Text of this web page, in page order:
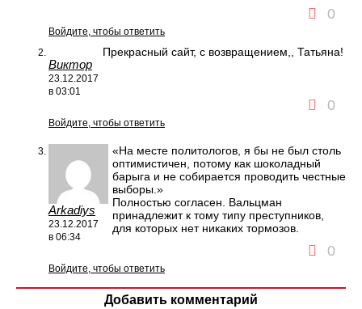
0
Войдите, чтобы ответить
Виктор
23.12.2017
в 03:01
Прекрасный сайт, с возвращением,, Татьяна!
0
Войдите, чтобы ответить
Arkadiys
23.12.2017
в 06:34
«На месте политологов, я бы не был столь
оптимистичен, потому как шоколадный
барыга и не собирается проводить честные
выборы.»
Полностью согласен. Вальцман
принадлежит к тому типу преступников,
для которых нет никаких тормозов.
0
Войдите, чтобы ответить
Добавить комментарий